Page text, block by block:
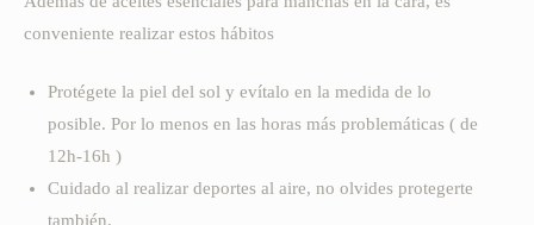
conveniente realizar estos hábitos
Protégete la piel del sol y evítalo en la medida de lo
posible. Por lo menos en las horas más problemáticas ( de
12h-16h )
Cuidado al realizar deportes al aire, no olvides protegerte
también.